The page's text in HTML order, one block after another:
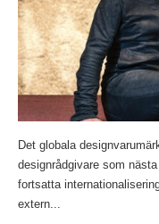
Det globala
designrådgivare som
fortsatta
extern...